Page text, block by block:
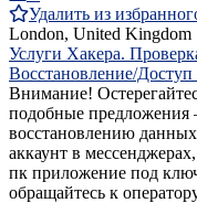
Удалить из
London, United Kingdom
Услуги Хакера.
Восстановление/
Внимание!
подобные предложения
восстановлению
аккаунт в
пк приложение под
обращайтесь к